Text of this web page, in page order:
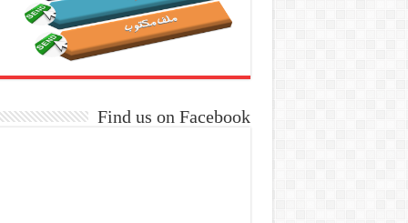
Find us on Facebook